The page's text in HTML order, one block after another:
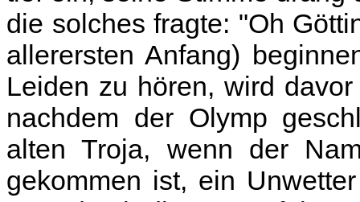
die solches fragte: "Oh
allerersten Anfang)
Leiden zu hören, wird
nachdem der Olymp
alten Troja, wenn der
gekommen ist, ein